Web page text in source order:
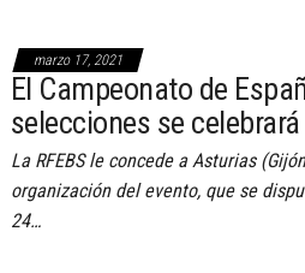
marzo 17, 2021
El Campeonato de
selecciones se
La RFEBS le concede a Asturias
organización del evento, que se
24…